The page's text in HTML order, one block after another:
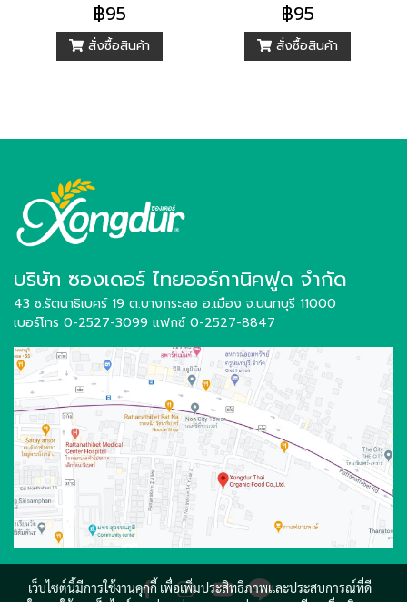
฿95
สั่งซื้อสินค้า
฿95
สั่งซื้อสินค้า
บริษัท ซองเดอร์ ไทยออร์กานิคฟูด จำกัด
43 ซ.รัตนาธิเบศร์ 19 ต.บางกระสอ อ.เมือง จ.นนทบุรี 11000
เบอร์โทร 0-2527-3099 แฟกซ์ 0-2527-8847
เว็บไซต์นี้มีการใช้งานคุกกี้ เพื่อเพิ่มประสิทธิภาพและประสบการณ์ที่ดี